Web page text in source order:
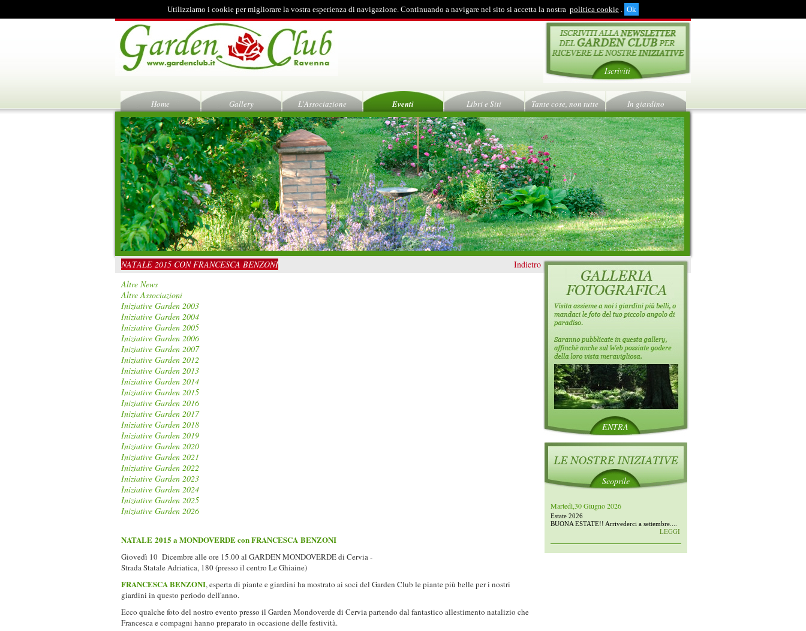
Utilizziamo i cookie per migliorare la vostra esperienza di navigazione. Continuando a navigare nel sito si accetta la nostra politica cookie .
Iscriviti
Home Gallery L'Associazione Eventi Libri e Siti Tante cose, non tutte In giardino
NATALE 2015 CON FRANCESCA BENZONI
Indietro
Altre News
Altre Associazioni
Iniziative Garden 2003
Iniziative Garden 2004
Iniziative Garden 2005
Iniziative Garden 2006
Iniziative Garden 2007
Iniziative Garden 2012
Iniziative Garden 2013
Iniziative Garden 2014
Iniziative Garden 2015
Iniziative Garden 2016
Iniziative Garden 2017
Iniziative Garden 2018
Iniziative Garden 2019
Iniziative Garden 2020
Iniziative Garden 2021
Iniziative Garden 2022
Iniziative Garden 2023
Iniziative Garden 2024
Iniziative Garden 2025
Iniziative Garden 2026
NATALE 2015 a MONDOVERDE con FRANCESCA BENZONI
Giovedì 10 Dicembre alle ore 15.00 al GARDEN MONDOVERDE di Cervia -
Strada Statale Adriatica, 180 (presso il centro Le Ghiaine)
FRANCESCA BENZONI, esperta di piante e giardini ha mostrato ai soci del Garden Club le piante più belle per i nostri
giardini in questo periodo dell'anno.
Ecco qualche foto del nostro evento presso il Garden Mondoverde di Cervia partendo dal fantastico allestimento natalizio che
Francesca e compagni hanno preparato in occasione delle festività.
ENTRA
Scoprile
Martedì,30 Giugno 2026
Estate 2026
BUONA ESTATE!! Arrivederci a settembre....
LEGGI